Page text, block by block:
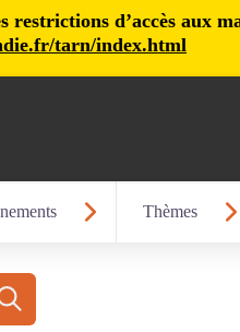
d’accès aux
tarn/index.html
Thèmes
Recherche